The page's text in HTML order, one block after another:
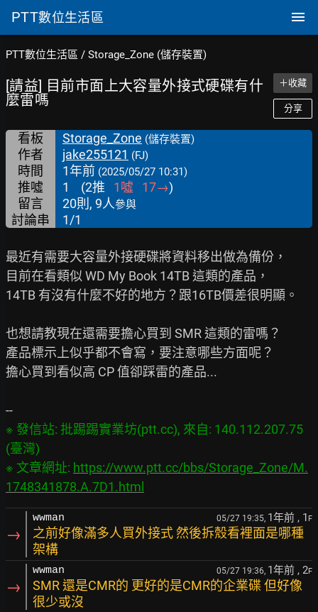
PTT數位生活區
PTT數位生活區 / Storage_Zone (儲存裝置)
[請益] 目前市面上大容量外接式硬碟有什
麼雷嗎
＋收藏
分享
看板 Storage_Zone (儲存裝置)
作者 jake255121 (FJ)
時間 1年前 (2025/05/27 10:31)
推噓 1 (2推 1噓 17→)
留言
20則, 9人參與
討論串 1/1
最近有需要大容量外接硬碟將資料移出做為備份，
目前在看類似 WD My Book 14TB 這類的產品，
14TB 有沒有什麼不好的地方？跟16TB價差很明顯。
也想請教現在還需要擔心買到 SMR 這類的雷嗎？
產品標示上似乎都不會寫，要注意哪些方面呢？
擔心買到看似高 CP 值卻踩雷的產品...
※ 發信站: 批踢踢實業坊(ptt.cc), 來自: 140.112.207.75
(臺灣)
※ 文章網址: https://www.ptt.cc/bbs/Storage_Zone/M.
1748341878.A.7D1.html
→
wwman 05/27 19:35, 1年前 , 1 F
之前好像滿多人買外接式 然後拆殼看裡面是哪種
架構
→
wwman 05/27 19:36, 1年前 , 2F
SMR 還是CMR的 更好的是CMR的企業碟 但好像
很少或沒